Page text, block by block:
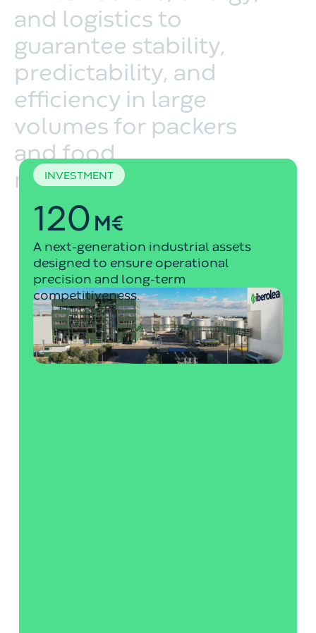
and
logistics to
guarantee stability,
predictability, and
efficiency in large
volumes for packers
and food
manufacturers.
INVESTMENT
120 M€
A next-generation industrial assets
designed to ensure operational
precision and long-term
competitiveness.